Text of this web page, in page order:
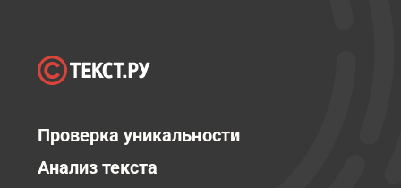
Проверка уникальности
Анализ текста